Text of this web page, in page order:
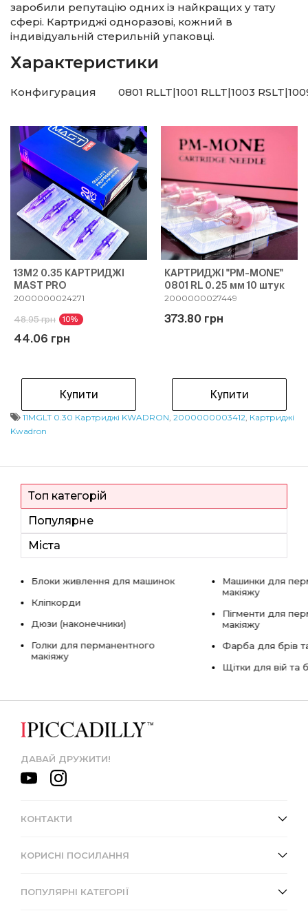
заробили репутацію одних із найкращих у тату
сфері. Картриджі одноразові, кожний в
індивідуальній стерильній упаковці.
Характеристики
Конфигурация 0801 RLLT|1001 RLLT|1003
13M2 0.35 КАРТРИДЖІ
MAST PRO
2000000024271
48.95 грн 10%
44.06 грн
Купити
КАРТРИДЖІ "PM-MONE"
0801 RL 0.25 мм 10 штук
2000000027449
373.80 грн
Купити
11MGLT 0.30 Картриджі KWADRON 2000000003412 Картриджі
Kwadron
Топ категорій
Популярне
Міста
Блоки живлення для машинок
Кліпкорди
Дюзи (наконечники)
Голки для перманентного
макіяжу
Машинки для
макіяжу
Пігменти для
макіяжу
Фарба для брів
Щітки для вій та
ДАВАЙ ДРУЖИТИ!
КОНТАКТИ
КОРИСНІ ПОСИЛАННЯ
ПОПУЛЯРНІ КАТЕГОРІЇ